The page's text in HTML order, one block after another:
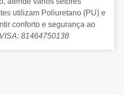
utilizam Poliuretano (PU) e
conforto e segurança ao
81464750138